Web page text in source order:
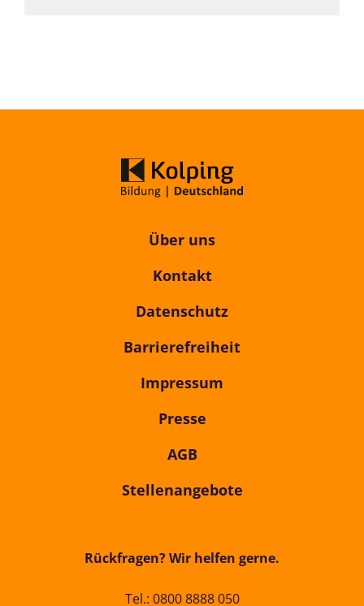
Über uns
Kontakt
Datenschutz
Barrierefreiheit
Impressum
Presse
AGB
Stellenangebote
Rückfragen? Wir helfen gerne.
Tel.: 0800 8888 050